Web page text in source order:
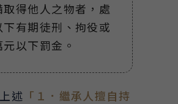
取得他人之物者，處
下有期徒刑、拘役或
以下罰金。
述 「１．繼承人擅自持